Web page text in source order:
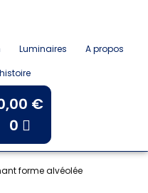
Luminaires
A propos
€
0
forme alvéolée